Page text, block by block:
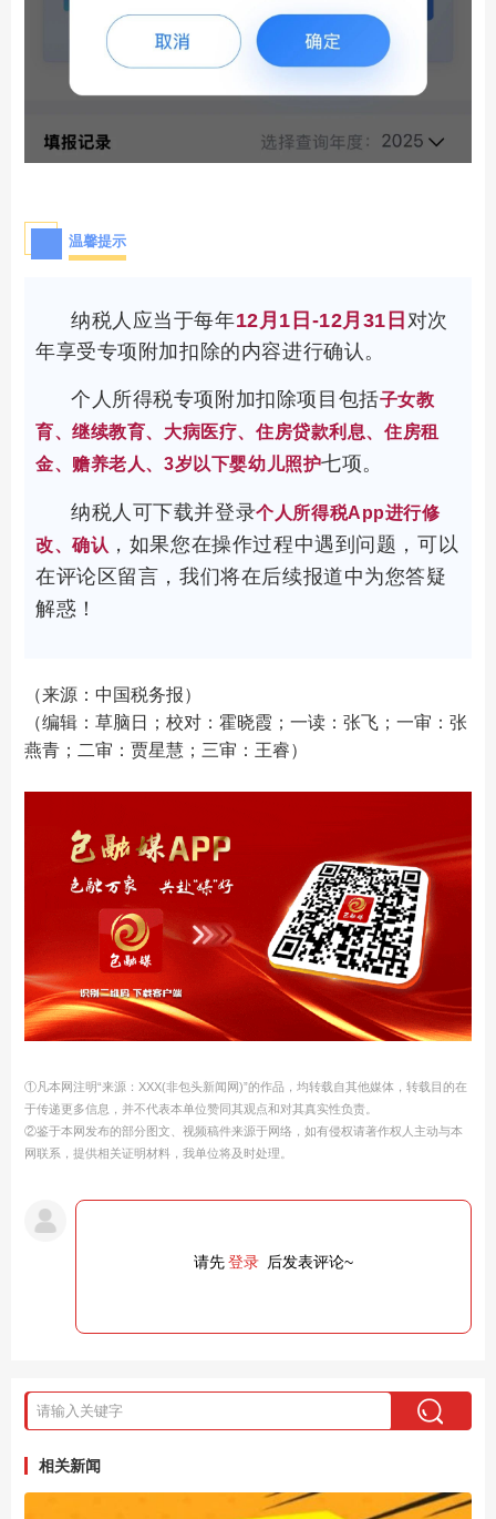
温馨提示
纳税人应当于每年12月1日-12月31日 对次
年享受专项附加扣除的内容进行确认。
个人所得税专项附加扣除项目包括子女教
育、继续教育、大病医疗、住房贷款利息、住房租
金、赡养老人、3岁以下婴幼儿照护七项。
纳税人可下载并登录个人所得税App进行修
改、确认 ，如果您在操作过程中遇到问题，可以
在评论区留言，我们将在后续报道中为您答疑
解惑！
（来源：中国税务报）
（编辑：草脑日；校对：霍晓霞；一读：张飞；一审：张
燕青；二审：贾星慧；三审：王睿）
①凡本网注明“来源：XXX(非包头新闻网)”的作品，均转载自其他媒体，转载目的在
于传递更多信息，并不代表本单位赞同其观点和对其真实性负责。
②鉴于本网发布的部分图文、视频稿件来源于网络，如有侵权请著作权人主动与本
网联系，提供相关证明材料，我单位将及时处理。
请先登录 后发表评论~
相关新闻